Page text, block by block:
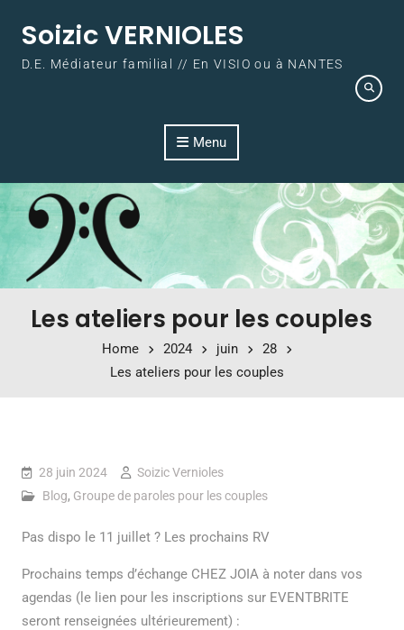
Soizic VERNIOLES
D.E. Médiateur familial // En VISIO ou à NANTES
Menu
Les ateliers pour les couples
Home 2024 juin
28
Les ateliers pour les couples
28 juin 2024
Soizic Vernioles
Blog, Groupe de paroles pour les couples
Pas dispo le 11 juillet ? Les prochains RV
Prochains temps d’échange CHEZ JOIA à noter dans vos
agendas (le lien pour les inscriptions sur EVENTBRITE
seront renseignées ultérieurement) :